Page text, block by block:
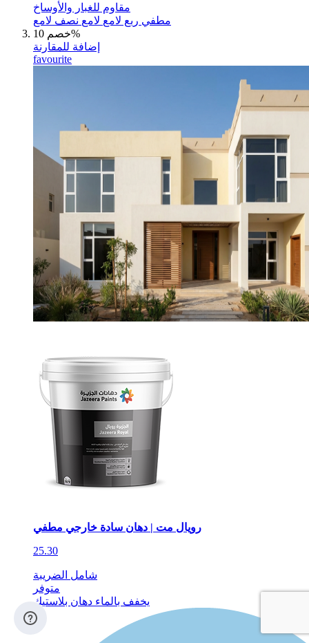
مقاوم للغبار والأوساخ
مطفي ربع لامع لامع نصف لامع
خصم 10%
إضافة للمقارنة
favourite
رويال مت | دهان سادة خارجي مطفي
25.30
شامل الضريبة
متوفر
يخفف بالماء دهان بلاستيك